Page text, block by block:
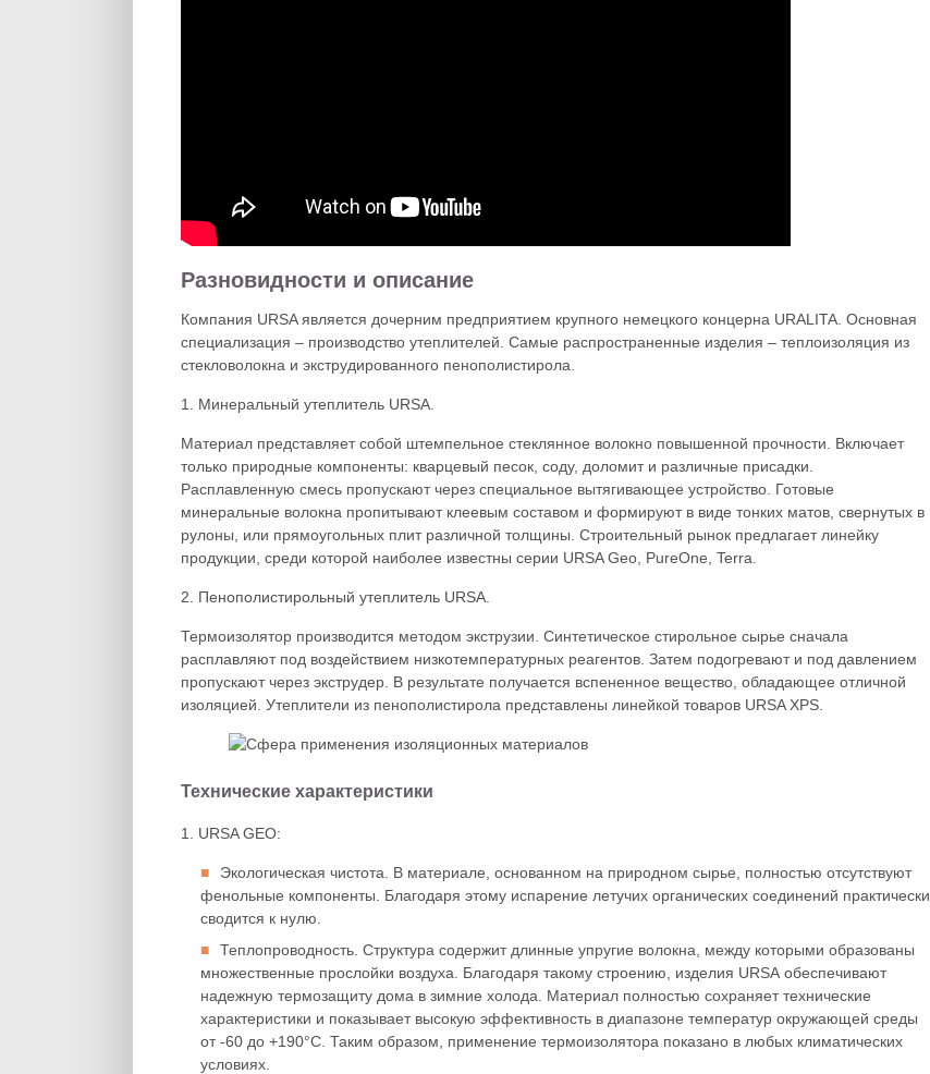
Разновидности и описание
Компания URSA является дочерним предприятием крупного немецкого концерна URALITA. Основная
специализация – производство утеплителей. Самые распространенные изделия – теплоизоляция из
стекловолокна и экструдированного пенополистирола.
1. Минеральный утеплитель URSA.
Материал представляет собой штемпельное стеклянное волокно повышенной прочности. Включает
только природные компоненты: кварцевый песок, соду, доломит и различные присадки.
Расплавленную смесь пропускают через специальное вытягивающее устройство. Готовые
минеральные волокна пропитывают клеевым составом и формируют в виде тонких матов, свернутых в
рулоны, или прямоугольных плит различной толщины. Строительный рынок предлагает линейку
продукции, среди которой наиболее известны серии URSA Geo, PureOne, Terra.
2. Пенополистирольный утеплитель URSA.
Термоизолятор производится методом экструзии. Синтетическое стирольное сырье сначала
расплавляют под воздействием низкотемпературных реагентов. Затем подогревают и под давлением
пропускают через экструдер. В результате получается вспененное вещество, обладающее отличной
изоляцией. Утеплители из пенополистирола представлены линейкой товаров URSA XPS.
Технические характеристики
1. URSA GEO:
Экологическая чистота. В материале, основанном на природном сырье, полностью отсутствуют
фенольные компоненты. Благодаря этому испарение летучих органических соединений практически
сводится к нулю.
Теплопроводность. Структура содержит длинные упругие волокна, между которыми образованы
множественные прослойки воздуха. Благодаря такому строению, изделия URSA обеспечивают
надежную термозащиту дома в зимние холода. Материал полностью сохраняет технические
характеристики и показывает высокую эффективность в диапазоне температур окружающей среды
от -60 до +190°С. Таким образом, применение термоизолятора показано в любых климатических
условиях.